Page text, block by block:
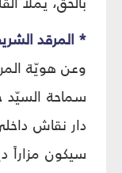
* المرقد
وعن هويّة
سماحة السيّد
دار نقاش
سيكون مزاراً